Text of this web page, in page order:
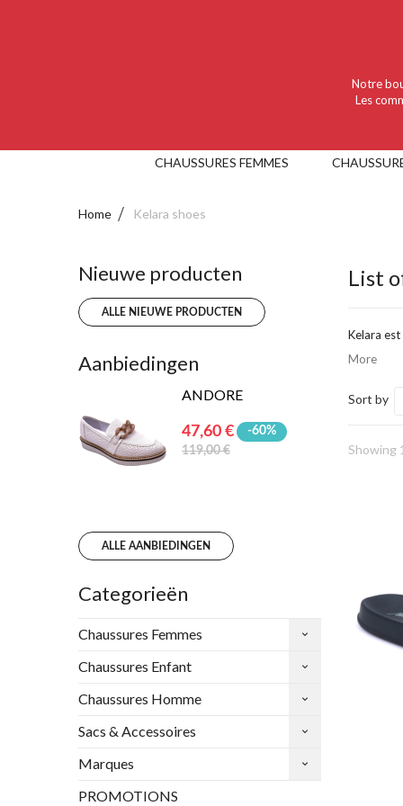
CHAUSSURES FEMMES
Notre
Les
Home Kelara shoes
Nieuwe producten
ALLE NIEUWE PRODUCTEN
Aanbiedingen
ANDORE
47,60 €
-60%
119,00 €
ALLE AANBIEDINGEN
Categorieën
Chaussures Femmes
Chaussures Enfant
Chaussures Homme
Sacs & Accessoires
Marques
PROMOTIONS
List
Kelara est
More
Sort by
Showing